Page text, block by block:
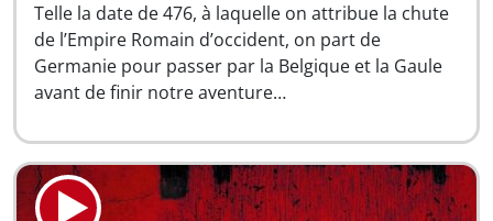
Telle la date de 476, à laquelle on attribue la chute
de l’Empire Romain d’occident, on part de
Germanie pour passer par la Belgique et la Gaule
avant de finir notre aventure…